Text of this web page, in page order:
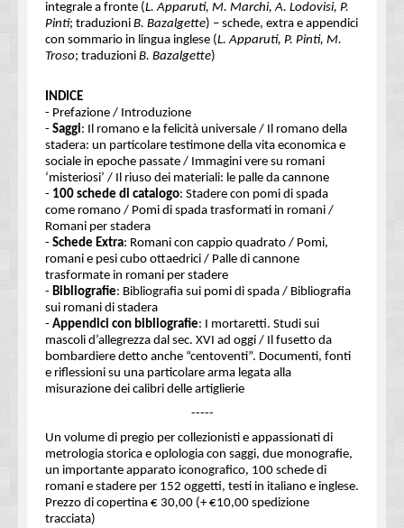
integrale a fronte (L. Apparuti, M. Marchi, A. Lodovisi, P.
Pinti; traduzioni B. Bazalgette) – schede, extra e appendici
con sommario in lingua inglese (L. Apparuti, P. Pinti, M.
Troso; traduzioni B. Bazalgette)
INDICE
- Prefazione / Introduzione
- Saggi: Il romano e la felicità universale / Il romano della
stadera: un particolare testimone della vita economica e
sociale in epoche passate / Immagini vere su romani
‘misteriosi’ / Il riuso dei materiali: le palle da cannone
- 100 schede di catalogo: Stadere con pomi di spada
come romano / Pomi di spada trasformati in romani /
Romani per stadera
- Schede Extra: Romani con cappio quadrato / Pomi,
romani e pesi cubo ottaedrici / Palle di cannone
trasformate in romani per stadere
- Bibliografie: Bibliografia sui pomi di spada / Bibliografia
sui romani di stadera
- Appendici con bibliografie: I mortaretti. Studi sui
mascoli d’allegrezza dal sec. XVI ad oggi / Il fusetto da
bombardiere detto anche “centoventi”. Documenti, fonti
e riflessioni su una particolare arma legata alla
misurazione dei calibri delle artiglierie
-----
Un volume di pregio per collezionisti e appassionati di
metrologia storica e oplologia con saggi, due monografie,
un importante apparato iconografico, 100 schede di
romani e stadere per 152 oggetti, testi in italiano e inglese.
Prezzo di copertina € 30,00 (+ €10,00 spedizione
tracciata)